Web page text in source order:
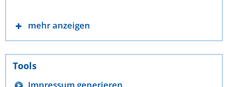
mehr anzeigen
Tools